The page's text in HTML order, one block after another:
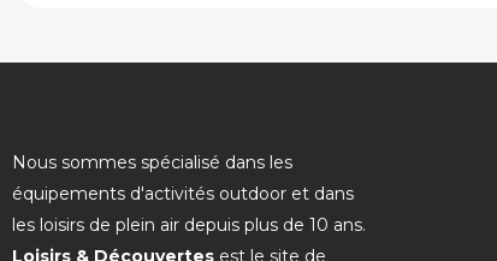
Nous sommes spécialisé dans les
équipements d'activités outdoor et dans
les loisirs de plein air depuis plus de 10 ans.
Loisirs & Découvertes est le site de